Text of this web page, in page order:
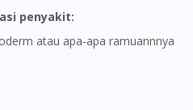
penyakit:
atau apa-apa ramuannnya